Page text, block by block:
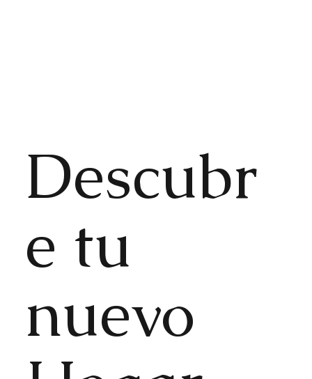
Descubr
e tu
nuevo